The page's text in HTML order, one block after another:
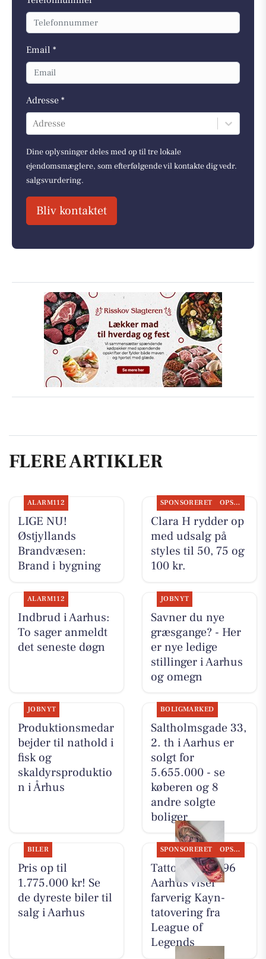
Email *
Adresse *
Adresse
Dine oplysninger deles med op til tre lokale
ejendomsmæglere, som efterfølgende vil kontakte dig vedr.
salgsvurdering.
Bliv kontaktet
FLERE ARTIKLER
ALARM112
LIGE NU!
Østjyllands
Brandvæsen:
Brand i bygning
SPONSORERET OPSLAGSTAVLEN
Clara H rydder op
med udsalg på
styles til 50, 75 og
100 kr.
ALARM112
Indbrud i Aarhus:
To sager anmeldt
det seneste døgn
JOBNYT
Savner du nye
græsgange? - Her
er nye ledige
stillinger i Aarhus
og omegn
JOBNYT
Produktionsmedar
bejder til nathold i
fisk og
skaldyrsproduktio
n i Århus
BOLIGMARKED
Saltholmsgade 33,
2. th i Aarhus er
solgt for
5.655.000 - se
køberen og 8
andre solgte
boliger
BILER
Pris op til
1.775.000 kr! Se
de dyreste biler til
salg i Aarhus
SPONSORERET OPSLAGSTAVLEN
Tattoo Studio 96
Aarhus viser
farverig Kayn-
tatovering fra
League of
Legends